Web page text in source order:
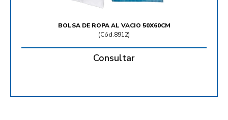
BOLSA DE ROPA AL VACIO 50X60CM
(Cód.8912)
Consultar